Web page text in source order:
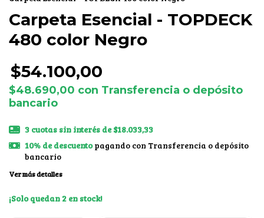
Carpeta Esencial - TOPDECK
480 color Negro
$54.100,00
$48.690,00 con Transferencia o depósito
bancario
3 cuotas sin interés de$18.033,33
10% de descuentopagando con Transferencia o depósito
bancario
Ver más detalles
¡Solo quedan 2 en stock!